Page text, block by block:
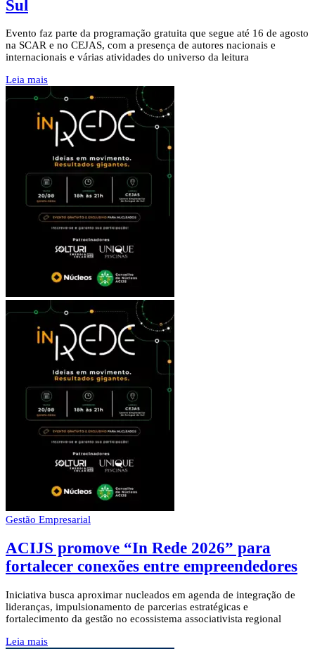
Sul
Evento faz parte da programação gratuita que segue até 16 de agosto
na SCAR e no CEJAS, com a presença de autores nacionais e
internacionais e várias atividades do universo da leitura
Leia mais
Gestão Empresarial
ACIJS promove “In Rede 2026” para
fortalecer conexões entre empreendedores
Iniciativa busca aproximar nucleados em agenda de integração de
lideranças, impulsionamento de parcerias estratégicas e
fortalecimento da gestão no ecossistema associativista regional
Leia mais